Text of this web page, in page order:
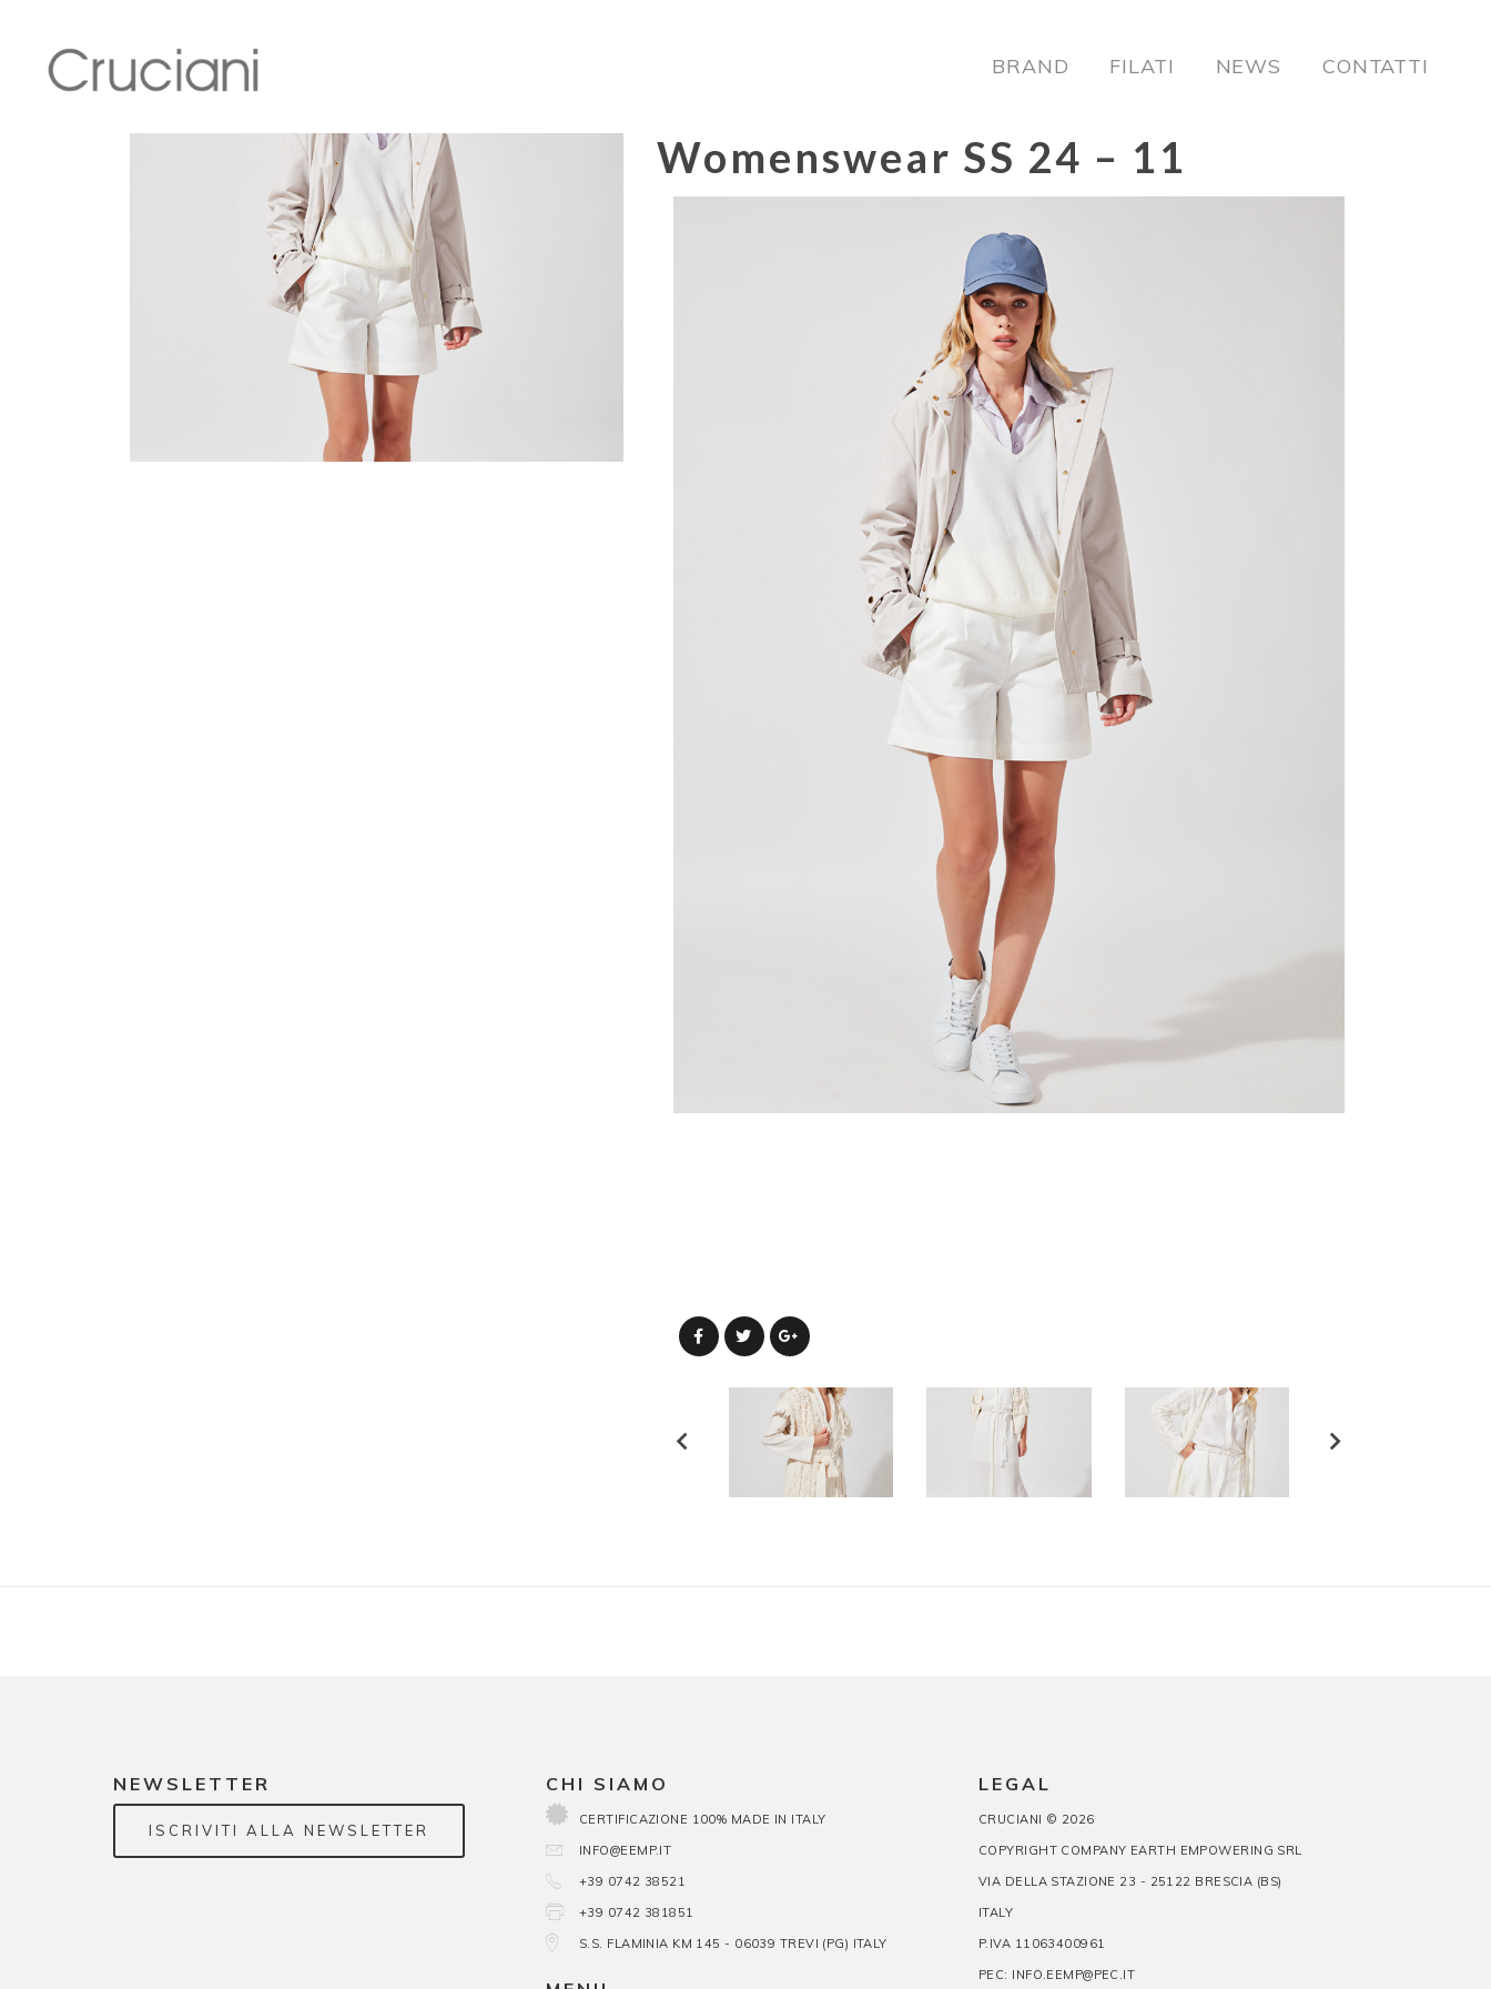
BRAND FILATI NEWS CONTATTI
Womenswear SS 24 – 11
NEWSLETTER
ISCRIVITI ALLA NEWSLETTER
CHI SIAMO
CERTIFICAZIONE 100% MADE IN ITALY
INFO@EEMP.IT
+39 0742 38521
+39 0742 381851
S.S. FLAMINIA KM 145 - 06039 TREVI (PG) ITALY
LEGAL
CRUCIANI © 2026
COPYRIGHT COMPANY EARTH EMPOWERING SRL
VIA DELLA STAZIONE 23 - 25122 BRESCIA (BS)
ITALY
P.IVA 11063400961
PEC: INFO.EEMP@PEC.IT